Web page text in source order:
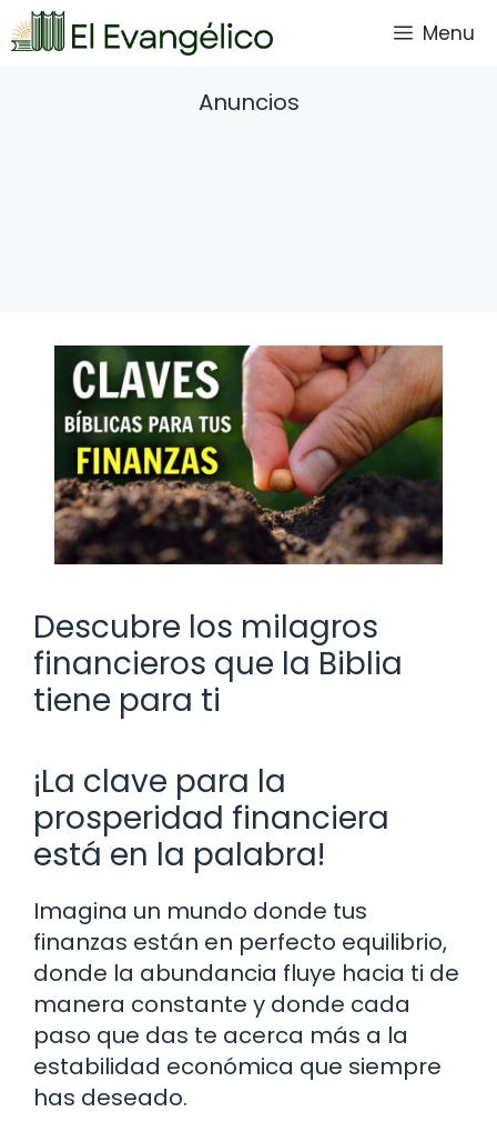
Saltar
al
Menu
Anuncios
Descubre los milagros
financieros que la Biblia
tiene para ti
¡La clave para la
prosperidad financiera
está en la palabra!
Imagina un mundo donde tus
finanzas están en perfecto equilibrio,
donde la abundancia fluye hacia ti de
manera constante y donde cada
paso que das te acerca más a la
estabilidad económica que siempre
has deseado.